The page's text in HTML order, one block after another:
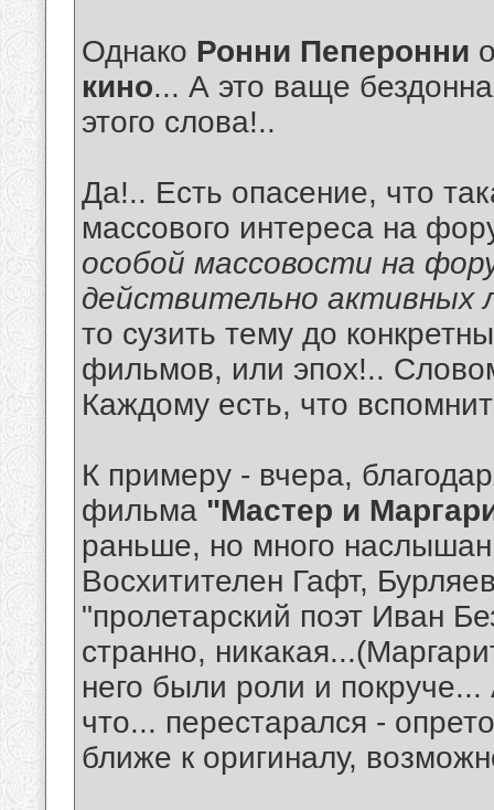
Однако Ронни Пеперонни
кино... А это ваще
этого слова!..
Да!.. Есть опасение, что
массового интереса на
особой массовости на
действительно активных
то сузить тему до
фильмов, или эпох!..
Каждому есть, что
К примеру - вчера,
фильма "Мастер и
раньше, но много
Восхитителен Гафт,
"пролетарский поэт Иван
странно,
него были роли и
что... перестарался -
ближе к оригиналу,